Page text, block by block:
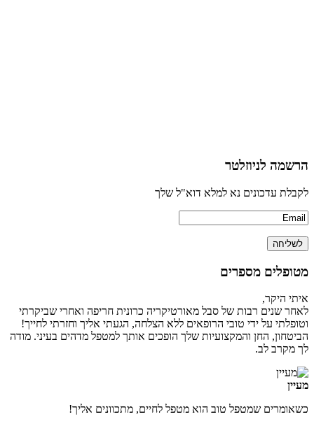
הרשמה לניוזלטר
לקבלת עדכונים נא למלא דוא"ל שלך
מטופלים מספרים
איתי היקר,
לאחר שנים רבות של סבל מאורטיקריה כרונית חריפה ואחרי שביקרתי
וטופלתי על ידי טובי הרופאים ללא הצלחה, הגעתי אליך וחזרתי לחייך!
הביטחון, החן והמקצועיות שלך הופכים אותך למטפל מדהים בעיני. מודה
לך מקרב לב.
מעיין
כשאומרים שמטפל טוב הוא מטפל לחיים, מתכוונים אליך!